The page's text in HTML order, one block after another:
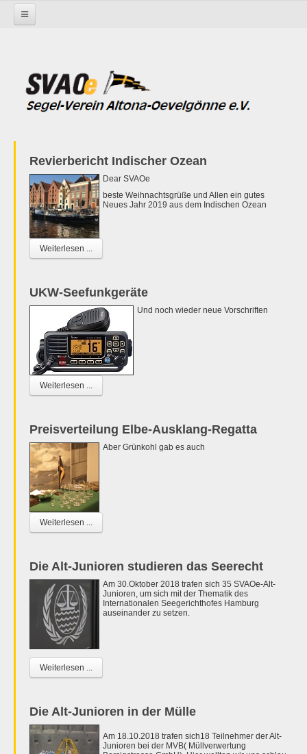
Revierbericht Indischer Ozean
Dear SVAOe
beste Weihnachtsgrüße und Allen ein gutes
Neues Jahr 2019 aus dem Indischen Ozean
Weiterlesen ...
UKW-Seefunkgeräte
Und noch wieder neue Vorschriften
Weiterlesen ...
Preisverteilung Elbe-Ausklang-Regatta
Aber Grünkohl gab es auch
Weiterlesen ...
Die Alt-Junioren studieren das Seerecht
Am 30.Oktober 2018 trafen sich 35 SVAOe-Alt-
Junioren, um sich mit der Thematik des
Internationalen Seegerichthofes Hamburg
auseinander zu setzen.
Weiterlesen ...
Die Alt-Junioren in der Mülle
Am 18.10.2018 trafen sich18 Teilnehmer der Alt-
Junioren bei der MVB( Müllverwertung